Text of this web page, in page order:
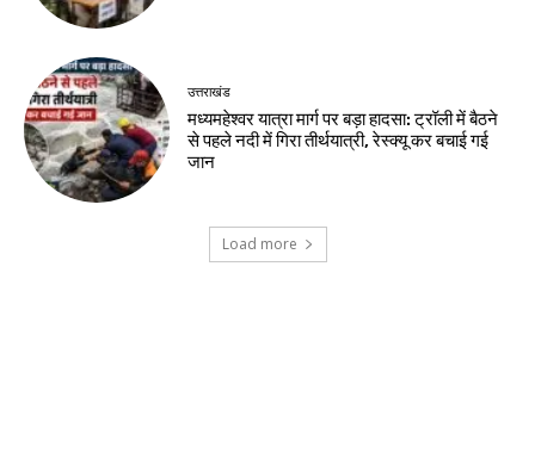
उत्तराखंड
मध्यमहेश्वर यात्रा मार्ग पर बड़ा हादसा: ट्रॉली में बैठने
से पहले नदी में गिरा तीर्थयात्री, रेस्क्यू कर बचाई गई
जान
Load more